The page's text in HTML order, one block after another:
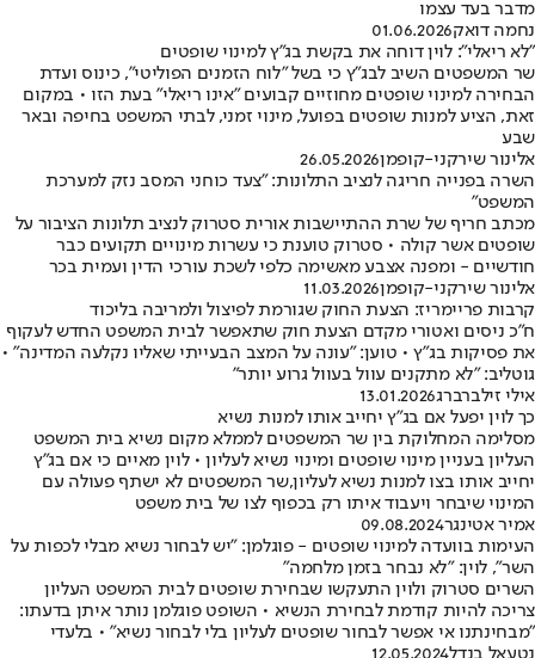
מדבר בעד עצמו
נחמה דואק01.06.2026
"לא ריאלי": לוין דוחה את בקשת בג"ץ למינוי שופטים
שר המשפטים השיב לבג"ץ כי בשל "לוח הזמנים הפוליטי", כינוס ועדת
הבחירה למינוי שופטים מחוזיים קבועים "אינו ריאלי" בעת הזו • במקום
זאת, הציע למנות שופטים בפועל, מינוי זמני, לבתי המשפט בחיפה ובאר
שבע
אלינור שירקני-קופמן26.05.2026
השרה בפנייה חריגה לנציב התלונות: "צעד כוחני המסב נזק למערכת
המשפט"
מכתב חריף של שרת ההתיישבות אורית סטרוק לנציב תלונות הציבור על
שופטים אשר קולה • סטרוק טוענת כי עשרות מינויים תקועים כבר
חודשיים - ומפנה אצבע מאשימה כלפי לשכת עורכי הדין ועמית בכר
אלינור שירקני-קופמן11.03.2026
קרבות פריימריז: הצעת החוק שגורמת לפיצול ולמריבה בליכוד
ח"כ ניסים ואטורי מקדם הצעת חוק שתאפשר לבית המשפט החדש לעקוף
את פסיקות בג"ץ • טוען: "עונה על המצב הבעייתי שאליו נקלעה המדינה" •
גוטליב: "לא מתקנים עוול בעוול גרוע יותר"
אילי זילברברג13.01.2026
כך לוין יפעל אם בג״ץ יחייב אותו למנות נשיא
מסלימה המחלוקת בין שר המשפטים לממלא מקום נשיא בית המשפט
העליון בעניין מינוי שופטים ומינוי נשיא לעליון • לוין מאיים כי אם בג״ץ
יחייב אותו בצו למנות נשיא לעליון,שר המשפטים לא ישתף פעולה עם
המינוי שיבחר ויעבוד איתו רק בכפוף לצו של בית משפט
אמיר אטינגר09.08.2024
העימות בוועדה למינוי שופטים - פוגלמן: "יש לבחור נשיא מבלי לכפות על
השר", לוין: "לא נבחר בזמן מלחמה"
השרים סטרוק ולוין התעקשו שבחירת שופטים לבית המשפט העליון
צריכה להיות קודמת לבחירת הנשיא • השופט פוגלמן נותר איתן בדעתו:
"מבחינתנו אי אפשר לבחור שופטים לעליון בלי לבחור נשיא" • בלעדי